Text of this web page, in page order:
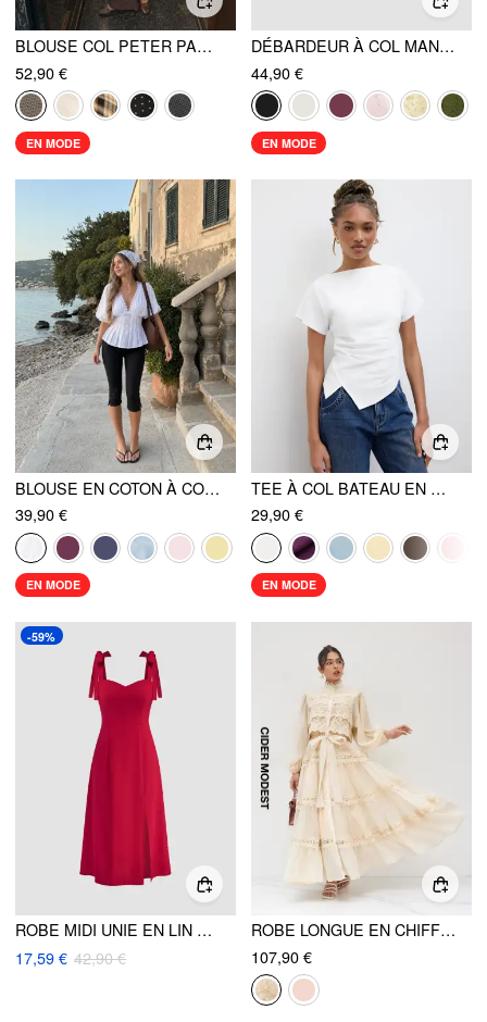
BLOUSE COL PETER PAN PIED-DE-POULE & POIS MANCHES COURTES
52,90 €
EN MODE
DÉBARDEUR À COL MANDARIN EN DENTELLE GUIPURE FENDU
44,90 €
EN MODE
BLOUSE EN COTON À COL V, BRODERIE ANGLAISE, PLISSÉE, FRONCÉE, MANCHES COURTES
39,90 €
EN MODE
TEE À COL BATEAU EN COTON MÉLANGÉ, OURLET ASYMÉTRIQUE FRONCÉ
29,90 €
EN MODE
-59%
ROBE MIDI UNIE EN LIN MÉLANGÉ À COL DÉGAGÉ, NŒUD ET FENTE FRONCÉE
17,59 € 42,90 €
ROBE LONGUE EN CHIFFON À COL MONTANT, GUIPURE ET BOUTONS PERLES
107,90 €